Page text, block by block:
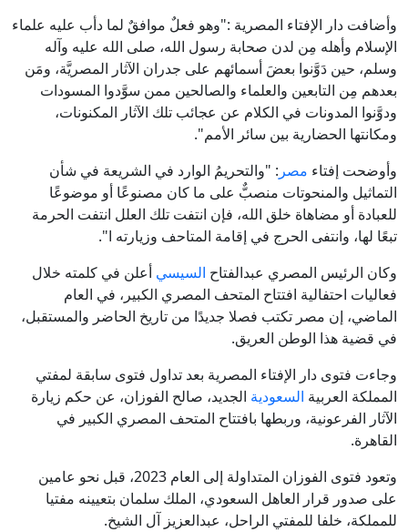
وأضافت دار الإفتاء المصرية :"وهو فعلٌ موافقٌ لما دأب عليه علماء
الإسلام وأهله مِن لدن صحابة رسول الله، صلى الله عليه وآله
وسلم، حين دَوَّنوا بعضَ أسمائهم على جدران الآثار المصريَّة، ومَن
بعدهم مِن التابعين والعلماء والصالحين ممن سوَّدوا المسودات
ودوَّنوا المدونات في الكلام عن عجائب تلك الآثار المكنونات،
ومكانتها الحضارية بين سائر الأمم".
وأوضحت إفتاء مصر : "والتحريمُ الوارد في الشريعة في شأن
التماثيل والمنحوتات منصبٌّ على ما كان مصنوعًا أو موضوعًا
للعبادة أو مضاهاة خلق الله، فإن انتفت تلك العلل انتفت الحرمة
تبعًا لها، وانتفى الحرج في إقامة المتاحف وزيارته ا".
وكان الرئيس المصري عبدالفتاح السيسي أعلن في كلمته خلال
فعاليات احتفالية افتتاح المتحف المصري الكبير، في العام
الماضي، إن مصر تكتب فصلا جديدًا من تاريخ الحاضر والمستقبل،
في قضية هذا الوطن العريق.
وجاءت فتوى دار الإفتاء المصرية بعد تداول فتوى سابقة لمفتي
المملكة العربية السعودية الجديد، صالح الفوزان، عن حكم زيارة
الآثار الفرعونية، وربطها بافتتاح المتحف المصري الكبير في
القاهرة.
وتعود فتوى الفوزان المتداولة إلى العام 2023، قبل نحو عامين
على صدور قرار العاهل السعودي، الملك سلمان بتعيينه مفتيا
للمملكة، خلفا للمفتي الراحل، عبدالعزيز آل الشيخ.